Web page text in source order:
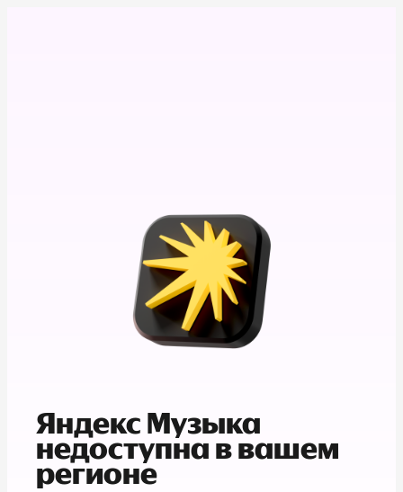
Яндекс Музыка
недоступна в вашем
регионе